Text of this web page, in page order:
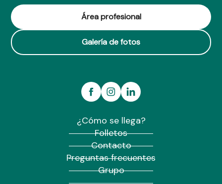
Área profesional
Galería de fotos
¿Cómo se llega?
Folletos
Contacto
Preguntas frecuentes
Grupo